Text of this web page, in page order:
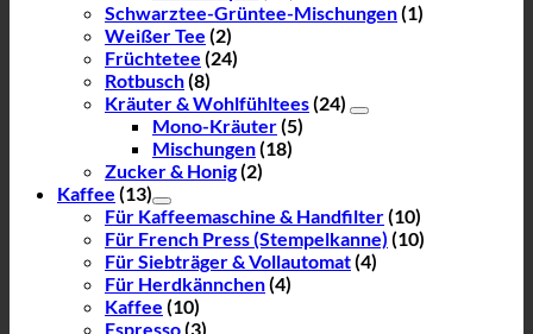
Schwarztee-Grüntee-Mischungen(1)
Weißer Tee (2)
Früchtetee (24)
Rotbusch(8)
Kräuter & Wohlfühltees(24)
Mono-Kräuter(5)
Mischungen(18)
Zucker & Honig(2)
Kaffee (13)
Für Kaffeemaschine & Handfilter(10)
Für French Press (Stempelkanne) (10)
Für Siebträger & Vollautomat(4)
Für Herdkännchen(4)
Kaffee (10)
Espresso(3)